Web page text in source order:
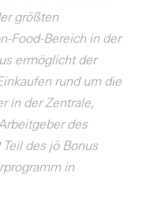
größten
Food-Bereich in der
ermöglicht der
rund um die
in der Zentrale,
des
des jö Bonus
in